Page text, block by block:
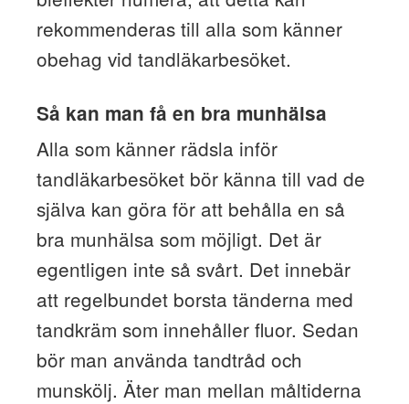
rekommenderas till alla som känner
obehag vid tandläkarbesöket.
Så kan man få en bra munhälsa
Alla som känner rädsla inför
tandläkarbesöket bör känna till vad de
själva kan göra för att behålla en så
bra munhälsa som möjligt. Det är
egentligen inte så svårt. Det innebär
att regelbundet borsta tänderna med
tandkräm som innehåller fluor. Sedan
bör man använda tandtråd och
munskölj. Äter man mellan måltiderna